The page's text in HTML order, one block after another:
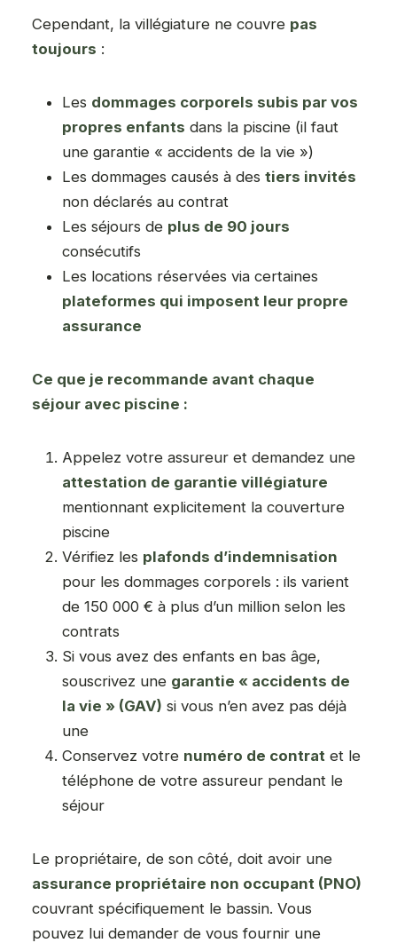
Cependant, la villégiature ne couvre pas
toujours :
Les dommages corporels subis par vos
propres enfants dans la piscine (il faut
une garantie « accidents de la vie »)
Les dommages causés à des tiers invités
non déclarés au contrat
Les séjours de plus de 90 jours
consécutifs
Les locations réservées via certaines
plateformes qui imposent leur propre
assurance
Ce que je recommande avant chaque
séjour avec piscine :
Appelez votre assureur et demandez une
attestation de garantie villégiature
mentionnant explicitement la couverture
piscine
Vérifiez les plafonds d’indemnisation
pour les dommages corporels : ils varient
de 150 000 € à plus d’un million selon les
contrats
Si vous avez des enfants en bas âge,
souscrivez une garantie « accidents de
la vie » (GAV) si vous n’en avez pas déjà
une
Conservez votre numéro de contrat et le
téléphone de votre assureur pendant le
séjour
Le propriétaire, de son côté, doit avoir une
assurance propriétaire non occupant (PNO)
couvrant spécifiquement le bassin. Vous
pouvez lui demander de vous fournir une